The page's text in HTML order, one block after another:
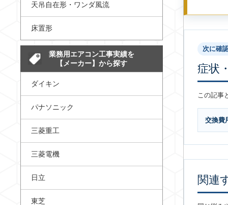
次に確
症状
この記事
交換費
関連
天吊自在形・ワンダ風流
床置形
業務用エアコン工事実績を
【メーカー】から探す
ダイキン
パナソニック
三菱重工
三菱電機
日立
東芝